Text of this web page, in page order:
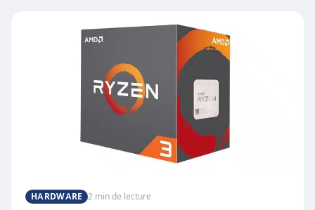
HARDWARE 2 min de lecture